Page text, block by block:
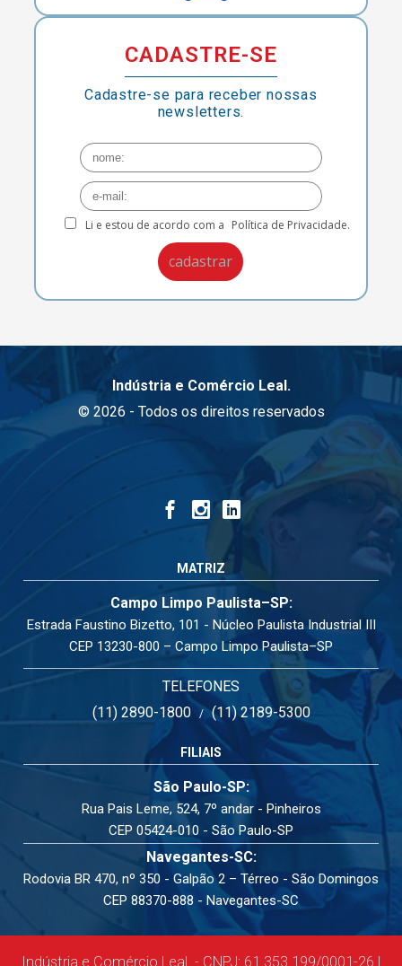
CADASTRE-SE
Cadastre-se para receber nossas
newsletters.
Li e estou de acordo com a Política de Privacidade.
Indústria e Comércio Leal.
© 2026 - Todos os direitos reservados
MATRIZ
Campo Limpo Paulista–SP:
Estrada Faustino Bizetto, 101 - Núcleo Paulista Industrial III
CEP 13230-800 – Campo Limpo Paulista–SP
TELEFONES
(11) 2890-1800/(11) 2189-5300
FILIAIS
São Paulo-SP:
Rua Pais Leme, 524, 7º andar - Pinheiros
CEP 05424-010 - São Paulo-SP
Navegantes-SC:
Rodovia BR 470, nº 350 - Galpão 2 – Térreo - São Domingos
CEP 88370-888 - Navegantes-SC
Indústria e Comércio Leal. - CNPJ: 61.353.199/0001-26 |